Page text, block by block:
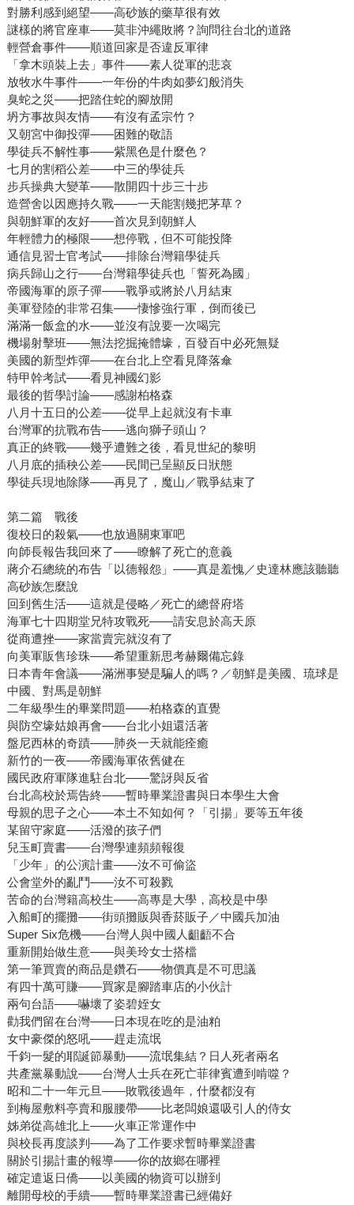
對勝利感到絕望——高砂族的藥草很有效
謎樣的將官座車——莫非沖繩敗將？詢問往台北的道路
輕營倉事件——順道回家是否違反軍律
「拿木頭裝上去」事件——素人從軍的悲哀
放牧水牛事件——一年份的牛肉如夢幻般消失
臭蛇之災——把踏住蛇的腳放開
坍方事故與友情——有沒有孟宗竹？
又朝宮中御投彈——困難的敬語
學徒兵不解性事——紫黑色是什麼色？
七月的割稻公差——中三的學徒兵
步兵操典大變革——散開四十步三十步
造營舍以因應持久戰——一天能割幾把茅草？
與朝鮮軍的友好——首次見到朝鮮人
年輕體力的極限——想停戰，但不可能投降
通信見習士官考試——排除台灣籍學徒兵
病兵歸山之行——台灣籍學徒兵也「誓死為國」
帝國海軍的原子彈——戰爭或將於八月結束
美軍登陸的非常召集——悽慘強行軍，倒而後已
滿滿一飯盒的水——並沒有說要一次喝完
機場射擊班——無法挖掘掩體壕，百發百中必死無疑
美國的新型炸彈——在台北上空看見降落傘
特甲幹考試——看見神國幻影
最後的哲學討論——感謝柏格森
八月十五日的公差——從早上起就沒有卡車
台灣軍的抗戰布告——逃向獅子頭山？
真正的終戰——幾乎遭難之後，看見世紀的黎明
八月底的插秧公差——民間已呈顯反日狀態
學徒兵現地除隊——再見了，魔山／戰爭結束了
第二篇 戰後
復校日的殺氣——也放過關東軍吧
向師長報告我回來了——瞭解了死亡的意義
蔣介石總統的布告「以德報怨」——真是羞愧／史達林應該聽聽
高砂族怎麼說
回到舊生活——這就是侵略／死亡的總督府塔
海軍七十四期堂兄特攻戰死——請安息於高天原
從商遭挫——家當賣完就沒有了
向美軍販售珍珠——希望重新思考赫爾備忘錄
日本青年會議——滿洲事變是騙人的嗎？／朝鮮是美國、琉球是
中國、對馬是朝鮮
二年級學生的畢業問題——柏格森的直覺
與防空壕姑娘再會——台北小姐還活著
盤尼西林的奇蹟——肺炎一天就能痊癒
新竹的一夜——帝國海軍依舊健在
國民政府軍隊進駐台北——驚訝與反省
台北高校於焉告終——暫時畢業證書與日本學生大會
母親的思子之心——本土不知如何？「引揚」要等五年後
某留守家庭——活潑的孩子們
兒玉町賣書——台灣學連頻頻報復
「少年」的公演計畫——汝不可偷盜
公會堂外的亂鬥——汝不可殺戮
苦命的台灣籍高校生——高專是大學，高校是中學
入船町的擺攤——街頭攤販與香菸販子／中國兵加油
Super Six危機——台灣人與中國人齟齬不合
重新開始做生意——與美玲女士搭檔
第一筆買賣的商品是鑽石——物價真是不可思議
有四十萬可賺——買家是腳踏車店的小伙計
兩句台語——嚇壞了姿碧姪女
勸我們留在台灣——日本現在吃的是油粕
女中豪傑的怒吼——趕走流氓
千鈞一髮的耶誕節暴動——流氓集結？日人死者兩名
共產黨暴動說——台灣人士兵在死亡菲律賓遭到啃噬？
昭和二十一年元旦——敗戰後過年，什麼都沒有
到梅屋敷料亭賣和服腰帶——比老闆娘還吸引人的侍女
姊弟從高雄北上——火車正常運作中
與校長再度談判——為了工作要求暫時畢業證書
關於引揚計畫的報導——你的故鄉在哪裡
確定遣返日僑——以美國的物資可以辦到
離開母校的手續——暫時畢業證書已經備好